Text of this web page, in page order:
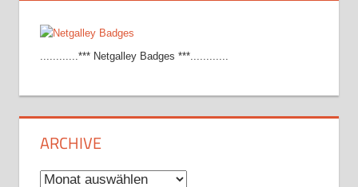
............*** Netgalley Badges ***............
ARCHIVE
Archive